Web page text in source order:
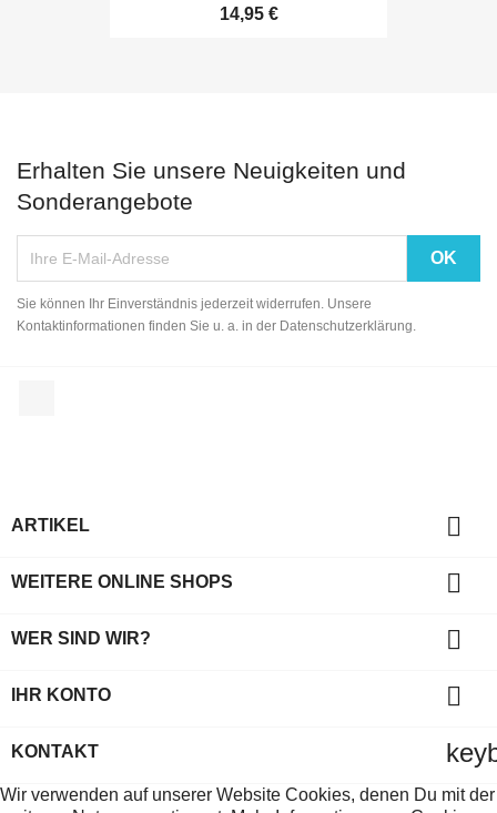
14,95 €
Erhalten Sie unsere Neuigkeiten und
Sonderangebote
Sie können Ihr Einverständnis jederzeit widerrufen. Unsere
Kontaktinformationen finden Sie u. a. in der Datenschutzerklärung.
ARTIKEL 
WEITERE ONLINE SHOPS 
WER SIND WIR? 
IHR KONTO 
KONTAKT
Wir verwenden auf unserer Website Cookies, denen Du mit der